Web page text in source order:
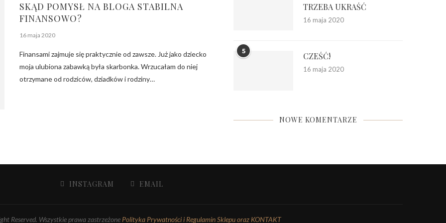
SKĄD POMYSŁ NA BLOGA STABILNA
FINANSOWO?
16 maja 2020
Finansami zajmuje się praktycznie od zawsze. Już jako dziecko
moja ulubiona zabawką była skarbonka. Wrzucałam do niej
otrzymane od rodziców, dziadków i rodziny…
TRZEBA UKRAŚĆ
16 maja 2020
5 CZEŚĆ!
16 maja 2020
NOWE KOMENTARZE
INSTAGRAM EMAIL
Reserved. Wszystkie prawa zastrzeżone Polityka Prywatności i Regulamin Sklepuoraz KONTAKT